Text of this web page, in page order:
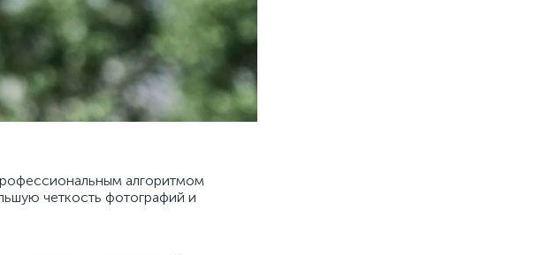
алгоритмом
четкость фотографий и